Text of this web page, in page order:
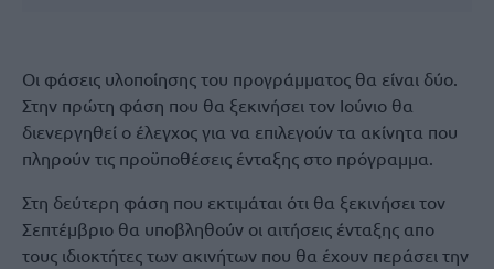
Οι φάσεις υλοποίησης του προγράμματος θα είναι δύο.
Στην πρώτη φάση που θα ξεκινήσει τον Ιούνιο θα
διενεργηθεί ο έλεγχος για να επιλεγούν τα ακίνητα που
πληρούν τις προϋποθέσεις ένταξης στο πρόγραμμα.
Στη δεύτερη φάση που εκτιμάται ότι θα ξεκινήσει τον
Σεπτέμβριο θα υποβληθούν οι αιτήσεις ένταξης απο
τους ιδιοκτήτες των ακινήτων που θα έχουν περάσει την